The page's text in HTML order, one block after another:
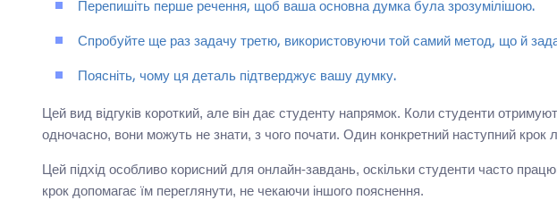
Перепишіть перше речення, щоб ваша основна думка була зрозумілішою.
Спробуйте ще раз задачу третю, використовуючи той самий метод, що й
Поясніть, чому ця деталь підтверджує вашу думку.
Цей вид відгуків короткий, але він дає студенту напрямок. Коли студенти
одночасно, вони можуть не знати, з чого почати. Один конкретний наступний крок
Цей підхід особливо корисний для онлайн-завдань, оскільки студенти часто
крок допомагає їм переглянути, не чекаючи іншого пояснення.